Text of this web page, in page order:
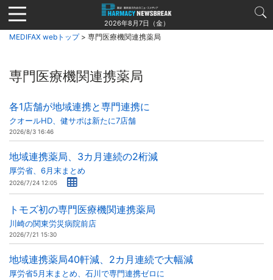
Jump
to
navigation
2026年8月7日（金）
MEDIFAX webトップ> 専門医療機関連携薬局
専門医療機関連携薬局
各1店舗が地域連携と専門連携に
クオールHD、健サポは新たに7店舗
2026/8/3 16:46
地域連携薬局、3カ月連続の2桁減
厚労省、6月末まとめ
2026/7/24 12:05
トモズ初の専門医療機関連携薬局
川崎の関東労災病院前店
2026/7/21 15:30
地域連携薬局40軒減、2カ月連続で大幅減
厚労省5月末まとめ、石川で専門連携ゼロに